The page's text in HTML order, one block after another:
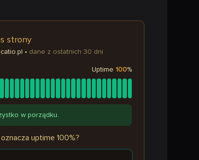
strony
• dane z ostatnich 30 dni
Uptime 100%
w porządku.
uptime 100%?